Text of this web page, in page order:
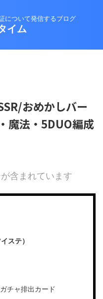
について発信するブログ
イム
おめかしバー
魔法・5DUO編成
含まれています
ステ）
チャ排出カード